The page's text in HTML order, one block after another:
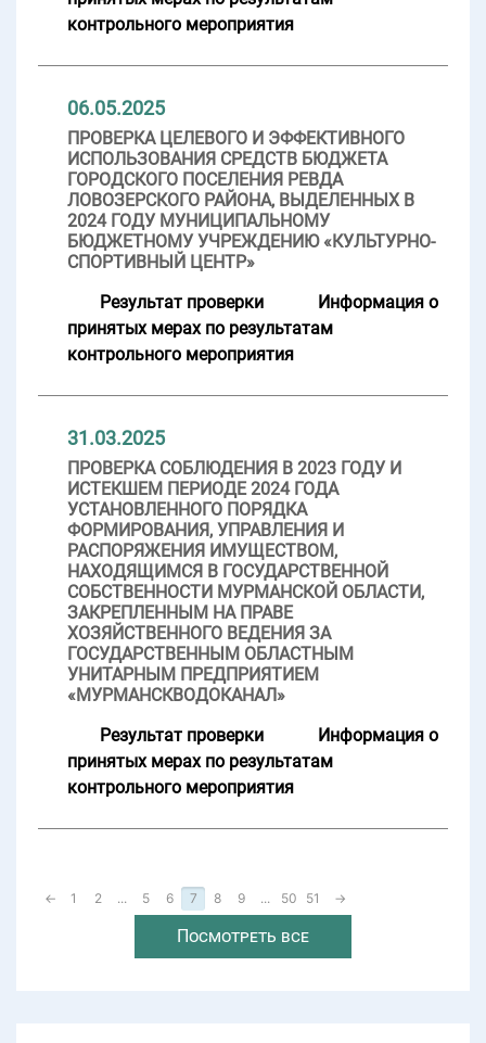
контрольного мероприятия
06.05.2025
ПРОВЕРКА ЦЕЛЕВОГО И ЭФФЕКТИВНОГО
ИСПОЛЬЗОВАНИЯ СРЕДСТВ БЮДЖЕТА
ГОРОДСКОГО ПОСЕЛЕНИЯ РЕВДА
ЛОВОЗЕРСКОГО РАЙОНА, ВЫДЕЛЕННЫХ В
2024 ГОДУ МУНИЦИПАЛЬНОМУ
БЮДЖЕТНОМУ УЧРЕЖДЕНИЮ «КУЛЬТУРНО-
СПОРТИВНЫЙ ЦЕНТР»
Результат проверки
Информация о
принятых мерах по результатам
контрольного мероприятия
31.03.2025
ПРОВЕРКА СОБЛЮДЕНИЯ В 2023 ГОДУ И
ИСТЕКШЕМ ПЕРИОДЕ 2024 ГОДА
УСТАНОВЛЕННОГО ПОРЯДКА
ФОРМИРОВАНИЯ, УПРАВЛЕНИЯ И
РАСПОРЯЖЕНИЯ ИМУЩЕСТВОМ,
НАХОДЯЩИМСЯ В ГОСУДАРСТВЕННОЙ
СОБСТВЕННОСТИ МУРМАНСКОЙ ОБЛАСТИ,
ЗАКРЕПЛЕННЫМ НА ПРАВЕ
ХОЗЯЙСТВЕННОГО ВЕДЕНИЯ ЗА
ГОСУДАРСТВЕННЫМ ОБЛАСТНЫМ
УНИТАРНЫМ ПРЕДПРИЯТИЕМ
«МУРМАНСКВОДОКАНАЛ»
Результат проверки
Информация о
принятых мерах по результатам
контрольного мероприятия
← 1 2 ... 5 6 7 8 9 ... 50 51 →
Посмотреть все